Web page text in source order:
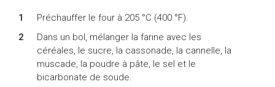
Préchauffer le four à 205 °C (400 °F).
Dans un bol, mélanger la farine avec les
céréales, le sucre, la cassonade, la cannelle, la
muscade, la poudre à pâte, le sel et le
bicarbonate de soude.